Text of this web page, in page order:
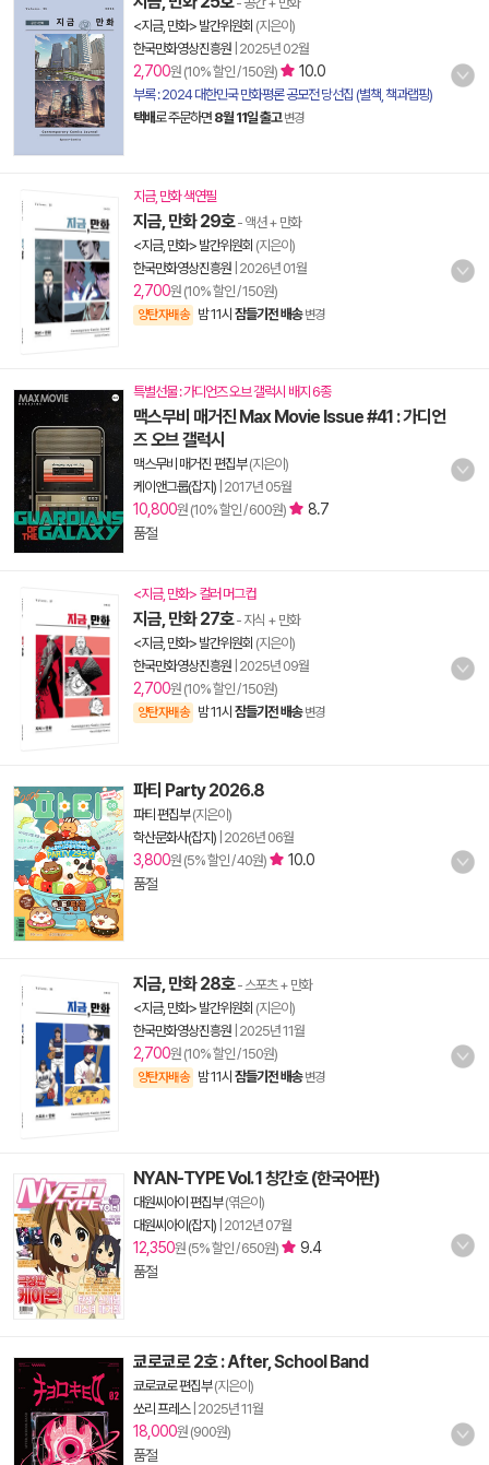
<지금, 만화> 발간위원회 (지은이)
한국만화영상진흥원 2025년 02월
2,700원 (10% 할인 / 150원) 10.0
부록 : 2024 대한민국 만화평론 공모전 당선집 (별책, 책과랩핑)
택배로 주문하면 8월 11일 출고 변경
지금, 만화 색연필
지금, 만화 29호- 액션 + 만화
<지금, 만화> 발간위원회 (지은이)
한국만화영상진흥원 2026년 01월
2,700원 (10% 할인 / 150원)
양탄자배송 밤 11시 잠들기전 배송 변경
특별선물 : 가디언즈 오브 갤럭시 배지 6종
맥스무비 매거진 Max Movie Issue #41 : 가디언
즈 오브 갤럭시
맥스무비 매거진 편집부(지은이)
케이앤그룹(잡지) 2017년 05월
10,800원 (10% 할인 / 600원)
8.7
품절
<지금, 만화> 컬러 머그컵
지금, 만화 27호- 지식 + 만화
<지금, 만화> 발간위원회 (지은이)
한국만화영상진흥원 2025년 09월
2,700원 (10% 할인 / 150원)
양탄자배송 밤 11시 잠들기전 배송 변경
파티 Party 2026.8
파티 편집부(지은이)
학산문화사(잡지) 2026년 06월
3,800원 (5% 할인 / 40원)
10.0
품절
지금, 만화 28호- 스포츠 + 만화
<지금, 만화> 발간위원회 (지은이)
한국만화영상진흥원 2025년 11월
2,700원 (10% 할인 / 150원)
양탄자배송 밤 11시 잠들기전 배송 변경
NYAN-TYPE Vol. 1 창간호 (한국어판)
대원씨아이 편집부(엮은이)
대원씨아이(잡지) 2012년 07월
12,350원 (5% 할인 / 650원)
9.4
품절
쿄로쿄로 2호 : After, School Band
쿄로쿄로 편집부(지은이)
쏘리 프레스| 2025년 11월
18,000원 (900원)
품절